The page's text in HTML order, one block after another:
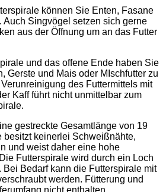
können Sie Enten, Fasane
Auch Singvögel setzen sich gerne
aus der Öffnung um an das Futter
und das offene Ende haben Sie
Gerste und Mais oder MIschfutter zu
des Futtermittels mit
Kaff führt nicht unmittelbar zum
gestreckte Gesamtlänge von 19
besitzt keinerlei Schweißnähte,
und weist daher eine hohe
Futterspirale wird durch ein Loch
Bei Bedarf kann die Futterspirale mit
werden. Fütterung und
nicht enthalten.